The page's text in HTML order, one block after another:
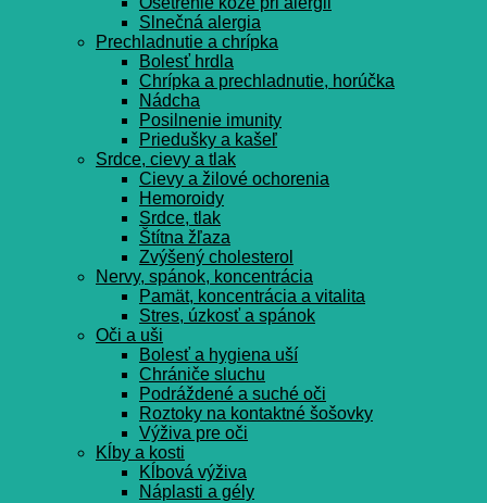
Slnečná alergia
Prechladnutie a chrípka
Bolesť hrdla
Chrípka a prechladnutie, horúčka
Nádcha
Posilnenie imunity
Priedušky a kašeľ
Srdce, cievy a tlak
Cievy a žilové ochorenia
Hemoroidy
Srdce, tlak
Štítna žľaza
Zvýšený cholesterol
Nervy, spánok, koncentrácia
Pamät, koncentrácia a vitalita
Stres, úzkosť a spánok
Oči a uši
Bolesť a hygiena uší
Chrániče sluchu
Podráždené a suché oči
Roztoky na kontaktné šošovky
Výživa pre oči
Kĺby a kosti
Kĺbová výživa
Náplasti a gély